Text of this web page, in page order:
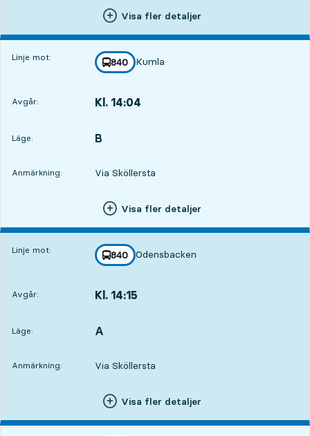
Visa fler detaljer
Linje mot: linje
840
mot
Kumla
,
Avgår: Kl. 14:04
Läge:
LÄGE, B
,
Anmärkning: Via Sköllersta
Visa fler detaljer
Linje mot: linje
840
mot
Odensbacken
,
Avgår: Kl. 14:15
Läge:
LÄGE, A
,
Anmärkning: Via Sköllersta
Visa fler detaljer